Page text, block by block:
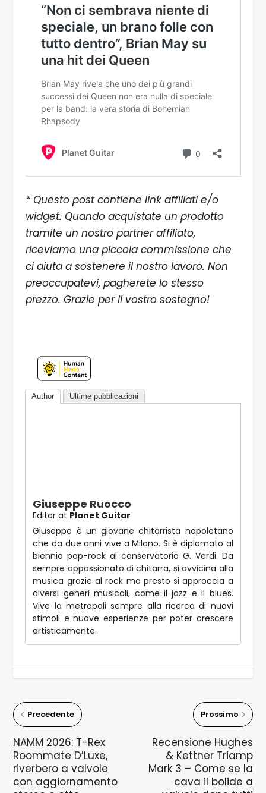
* Questo post contiene link affiliati e/o
widget. Quando acquistate un prodotto
tramite un nostro partner affiliato,
riceviamo una piccola commissione che
ci aiuta a sostenere il nostro lavoro. Non
preoccupatevi, pagherete lo stesso
prezzo. Grazie per il vostro sostegno!
Author Ultime pubblicazioni
Giuseppe Ruocco
Editor at Planet Guitar
Giuseppe è un giovane chitarrista napoletano
che da due anni vive a Milano. Si è diplomato al
biennio pop-rock al conservatorio G. Verdi. Da
sempre appassionato di chitarra, si avvicina alla
musica grazie al rock ma presto si approccia a
diversi generi musicali, come il jazz e il blues.
Vive la metropoli sempre alla ricerca di nuovi
stimoli e nuove esperienze per poter crescere
artisticamente.
Precedente
NAMM 2026: T-Rex
Roommate D’Luxe,
riverbero a valvole
con aggiornamento
Prossimo
Recensione Hughes
& Kettner Triamp
Mark 3 – Come se la
cava il bolide a